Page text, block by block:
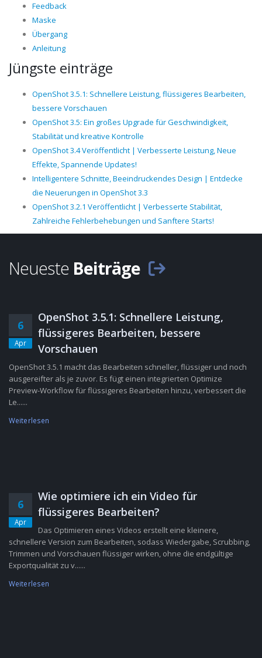
Feedback
Maske
Übergang
Anleitung
Jüngste einträge
OpenShot 3.5.1: Schnellere Leistung, flüssigeres Bearbeiten,
bessere Vorschauen
OpenShot 3.5: Ein großes Upgrade für Geschwindigkeit,
Stabilität und kreative Kontrolle
OpenShot 3.4 Veröffentlicht | Verbesserte Leistung, Neue
Effekte, Spannende Updates!
Intelligentere Schnitte, Beeindruckendes Design | Entdecke
die Neuerungen in OpenShot 3.3
OpenShot 3.2.1 Veröffentlicht | Verbesserte Stabilität,
Zahlreiche Fehlerbehebungen und Sanftere Starts!
Neueste Beiträge
6
Apr
OpenShot 3.5.1: Schnellere Leistung,
flüssigeres Bearbeiten, bessere
Vorschauen
OpenShot 3.5.1 macht das Bearbeiten schneller, flüssiger und noch
ausgereifter als je zuvor. Es fügt einen integrierten Optimize
Preview-Workflow für flüssigeres Bearbeiten hinzu, verbessert die
Le......
Weiterlesen
6
Apr
Wie optimiere ich ein Video für
flüssigeres Bearbeiten?
Das Optimieren eines Videos erstellt eine kleinere,
schnellere Version zum Bearbeiten, sodass Wiedergabe, Scrubbing,
Trimmen und Vorschauen flüssiger wirken, ohne die endgültige
Exportqualität zu v......
Weiterlesen